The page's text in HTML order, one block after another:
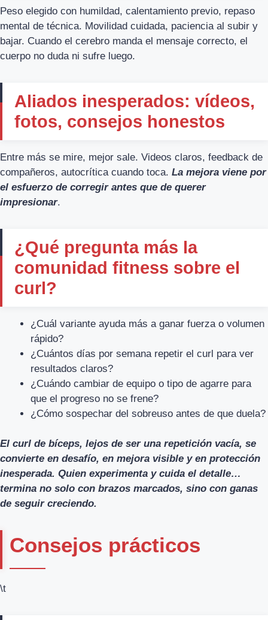
Peso elegido con humildad, calentamiento previo, repaso
mental de técnica. Movilidad cuidada, paciencia al subir y
bajar. Cuando el cerebro manda el mensaje correcto, el
cuerpo no duda ni sufre luego.
Aliados inesperados: vídeos,
fotos, consejos honestos
Entre más se mire, mejor sale. Videos claros, feedback de
compañeros, autocrítica cuando toca. La mejora viene por
el esfuerzo de corregir antes que de querer
impresionar.
¿Qué pregunta más la
comunidad fitness sobre el
curl?
¿Cuál variante ayuda más a ganar fuerza o volumen
rápido?
¿Cuántos días por semana repetir el curl para ver
resultados claros?
¿Cuándo cambiar de equipo o tipo de agarre para
que el progreso no se frene?
¿Cómo sospechar del sobreuso antes de que duela?
El curl de bíceps, lejos de ser una repetición vacía, se
convierte en desafío, en mejora visible y en protección
inesperada. Quien experimenta y cuida el detalle…
termina no solo con brazos marcados, sino con ganas
de seguir creciendo.
Consejos prácticos
\t